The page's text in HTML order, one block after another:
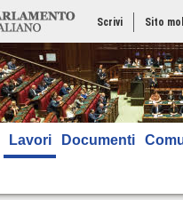
Scrivi Sito
Lavori Documenti